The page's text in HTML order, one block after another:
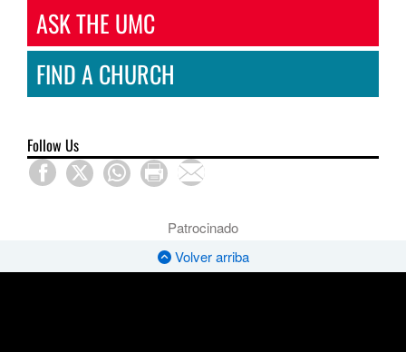
ASK THE UMC
FIND A CHURCH
Follow Us
Patrocinado
Volver arriba